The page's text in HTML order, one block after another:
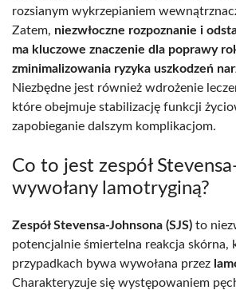
rozsianym wykrzepianiem
Zatem, niezwłoczne rozpoznanie i
ma kluczowe znaczenie dla poprawy
zminimalizowania ryzyka uszkodzeń
Niezbędne jest również wdrożenie
które obejmuje stabilizację funkcji
zapobieganie dalszym komplikacjom.
Co to jest zespół
wywołany lamotryginą?
Zespół Stevensa-Johnsona (SJS) to
potencjalnie śmiertelna reakcja
przypadkach bywa wywołana przez
Charakteryzuje się występowaniem